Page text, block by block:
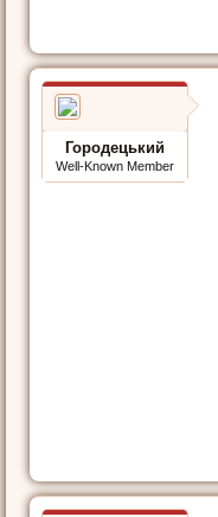
Городецький
Well-Known Member